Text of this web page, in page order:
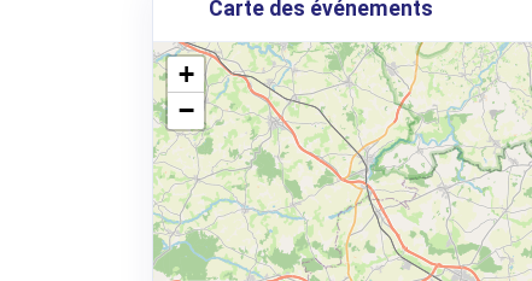
Carte des événements
+
−